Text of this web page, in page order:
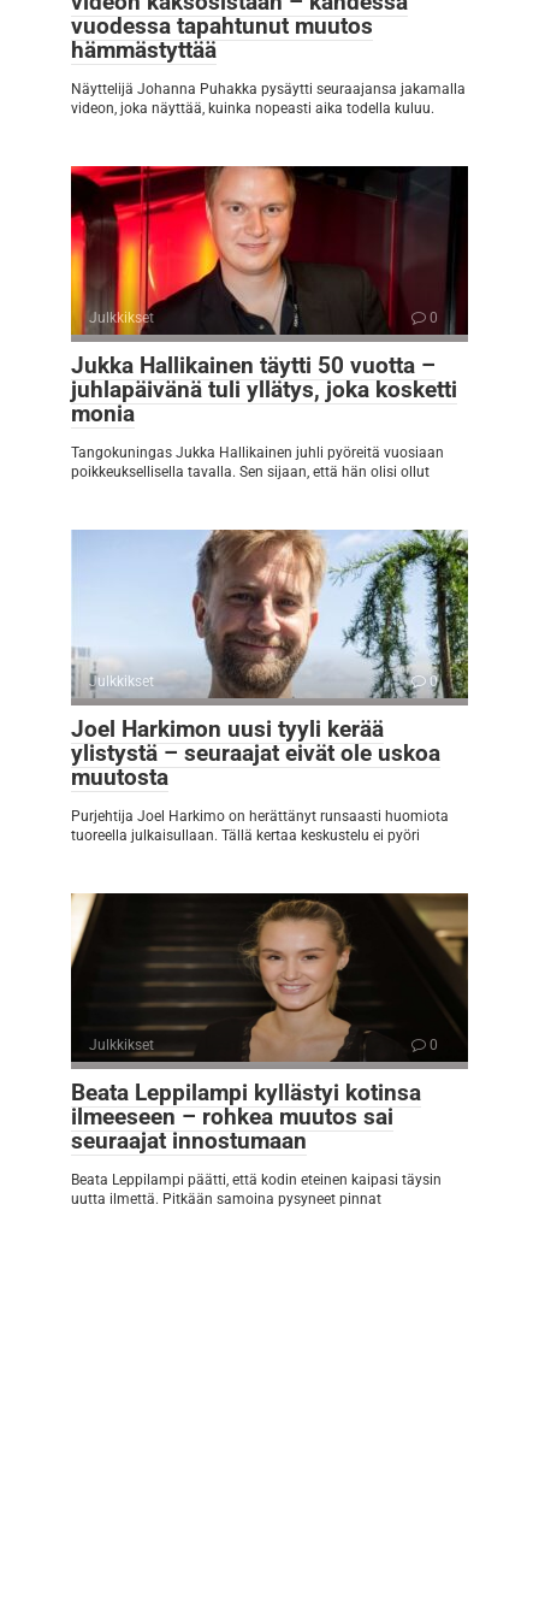
vuodessa tapahtunut muutos
hämmästyttää
Näyttelijä Johanna Puhakka pysäytti seuraajansa jakamalla
videon, joka näyttää, kuinka nopeasti aika todella kuluu.
Julkkikset 0
Jukka Hallikainen täytti 50 vuotta –
juhlapäivänä tuli yllätys, joka kosketti
monia
Tangokuningas Jukka Hallikainen juhli pyöreitä vuosiaan
poikkeuksellisella tavalla. Sen sijaan, että hän olisi ollut
Julkkikset 0
Joel Harkimon uusi tyyli kerää
ylistystä – seuraajat eivät ole uskoa
muutosta
Purjehtija Joel Harkimo on herättänyt runsaasti huomiota
tuoreella julkaisullaan. Tällä kertaa keskustelu ei pyöri
Julkkikset 0
Beata Leppilampi kyllästyi kotinsa
ilmeeseen – rohkea muutos sai
seuraajat innostumaan
Beata Leppilampi päätti, että kodin eteinen kaipasi täysin
uutta ilmettä. Pitkään samoina pysyneet pinnat